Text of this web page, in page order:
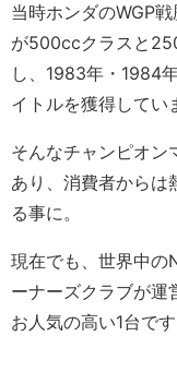
当時ホンダのWGP
が500ccクラスと
し、1983年・1984
イトルを獲得してい
そんなチャンピオン
あり、消費者からは
る事に。
現在でも、世界中の
ーナーズクラブが運
お人気の高い1台です